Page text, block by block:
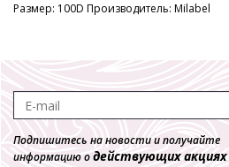
Размер: 100D Производитель: Milabel
Подпишитесь на новости и получайте
информацию одействующих акциях